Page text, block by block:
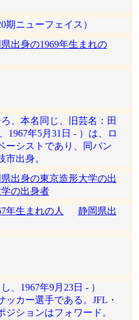
期ニューフェイス）
出身の1969年生まれの
、本名同じ、旧芸名：田
1967年5月31日 - ）は、ロ
ーシストであり、同バン
市出身。
出身の東京造形大学の出
の出身者
年生まれの人
静岡県出
、1967年9月23日 - ）
カー選手である。JFL・
ションはフォワード。